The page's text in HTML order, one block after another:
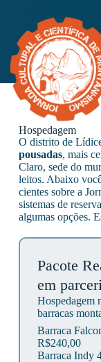
Hospedagem
O distrito de
pousadas, mais
Claro, sede do
leitos. Abaixo
cientes sobre a
sistemas de
algumas opções.
Pacote
em
Hospedagem
barracas
Barraca
R$240,00
Barraca